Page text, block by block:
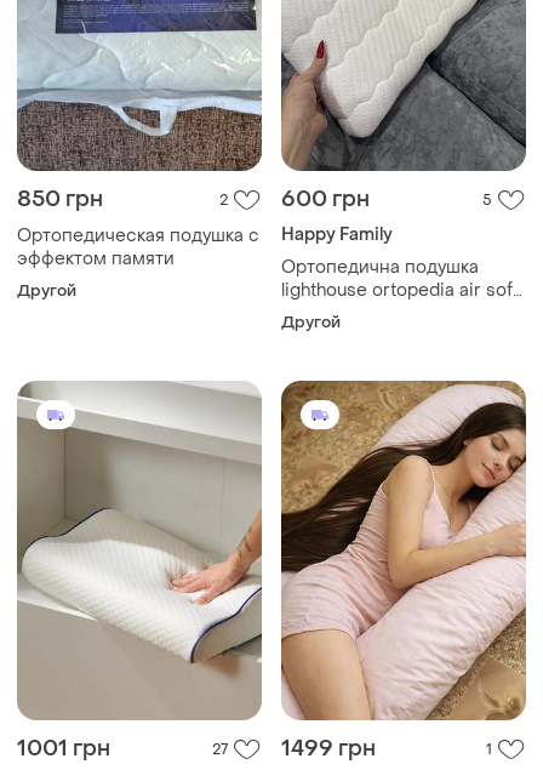
850 грн 2
Ортопедическая подушка с
эффектом памяти
Другой
600 грн 5
Happy Family
Ортопедична подушка
lighthouse ortopedia air soft
x-form.
Другой
1001 грн 27 1499 грн 1